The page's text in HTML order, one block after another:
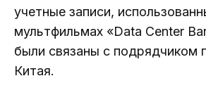
учетные записи,
мультфильмах «Data Center
были связаны с подрядчиком
Китая.